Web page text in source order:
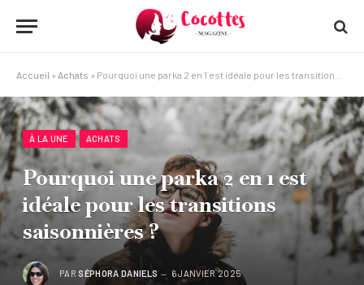
Accueil » Achats » Pourquoi une parka 2 en 1 est idéale pour les transitions saisonnières ?
À LA UNE ACHATS
Pourquoi une parka 2 en 1 est
idéale pour les transitions
saisonnières ?
PAR SÉPHORA DANIELS 6 JANVIER 2025